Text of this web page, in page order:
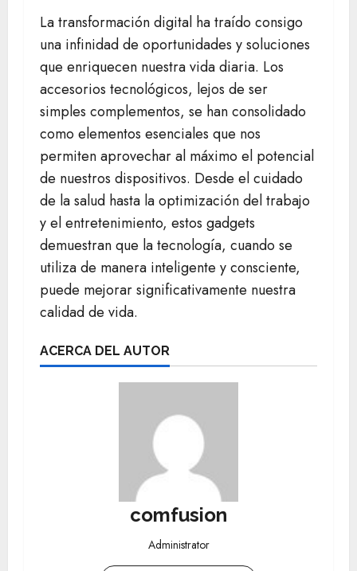
La transformación digital ha traído consigo
una infinidad de oportunidades y soluciones
que enriquecen nuestra vida diaria. Los
accesorios tecnológicos, lejos de ser
simples complementos, se han consolidado
como elementos esenciales que nos
permiten aprovechar al máximo el potencial
de nuestros dispositivos. Desde el cuidado
de la salud hasta la optimización del trabajo
y el entretenimiento, estos gadgets
demuestran que la tecnología, cuando se
utiliza de manera inteligente y consciente,
puede mejorar significativamente nuestra
calidad de vida.
ACERCA DEL AUTOR
comfusion
Administrator